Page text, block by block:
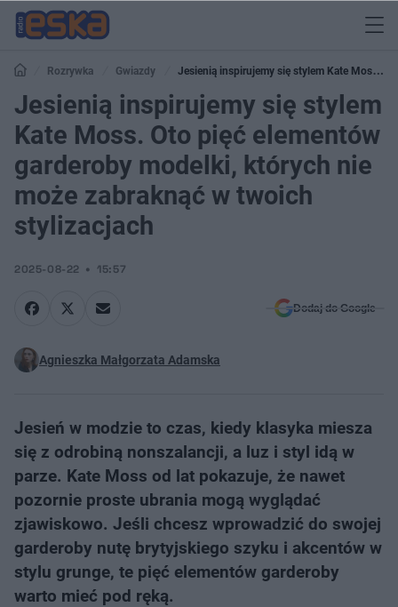
Rozrywka Gwiazdy
Jesienią inspirujemy się stylem Kate Moss.
Oto pięć elementów garderoby modelki, których nie może zabraknąć w twoich
stylizacjach
Jesienią inspirujemy się stylem
Kate Moss. Oto pięć elementów
garderoby modelki, których nie
może zabraknąć w twoich
stylizacjach
2025-08-22 15:57
Dodaj do Google
Agnieszka Małgorzata Adamska
Jesień w modzie to czas, kiedy klasyka miesza
się z odrobiną nonszalancji, a luz i styl idą w
parze. Kate Moss od lat pokazuje, że nawet
pozornie proste ubrania mogą wyglądać
zjawiskowo. Jeśli chcesz wprowadzić do swojej
garderoby nutę brytyjskiego szyku i akcentów w
stylu grunge, te pięć elementów garderoby
warto mieć pod ręką.